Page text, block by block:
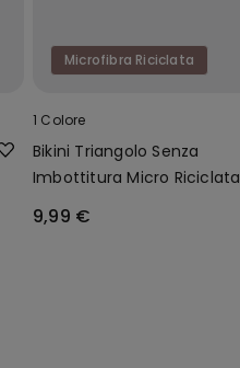
Microfibra Riciclata
1 Colore
Bikini Triangolo Senza
Imbottitura Micro Riciclata
9,99 €